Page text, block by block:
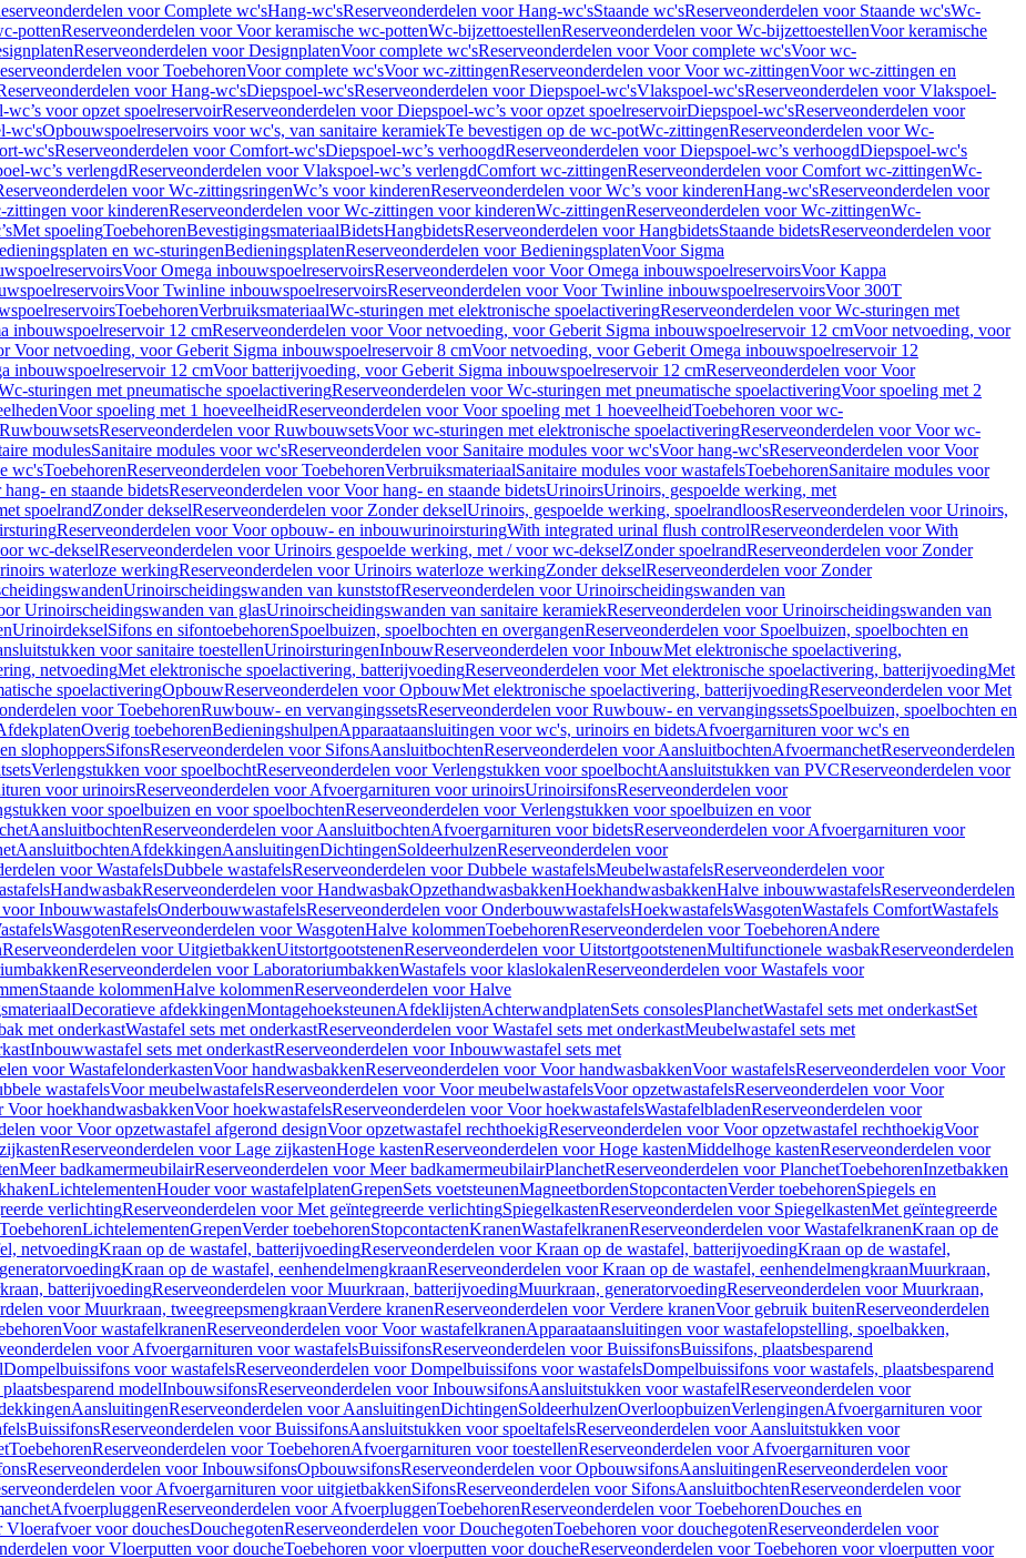
voor Complete wc'sHang-wc'sReserveonderdelen voor Hang-wc'sStaande wc'sReserveonderdelen voor Staande wc'sWc-
pottenReserveonderdelen voor Voor keramische wc-pottenWc-bijzettoestellenReserveonderdelen voor Wc-bijzettoestellenVoor keramische
Reserveonderdelen voor DesignplatenVoor complete wc'sReserveonderdelen voor Voor complete wc'sVoor wc-
voor ToebehorenVoor complete wc'sVoor wc-zittingenReserveonderdelen voor Voor wc-zittingenVoor wc-zittingen en
voor Hang-wc'sDiepspoel-wc'sReserveonderdelen voor Diepspoel-wc'sVlakspoel-wc'sReserveonderdelen voor Vlakspoel-
wc’s voor opzet spoelreservoirReserveonderdelen voor Diepspoel-wc’s voor opzet spoelreservoirDiepspoel-wc'sReserveonderdelen voor
wc'sOpbouwspoelreservoirs voor wc's, van sanitaire keramiekTe bevestigen op de wc-potWc-zittingenReserveonderdelen voor Wc-
wc'sReserveonderdelen voor Comfort-wc'sDiepspoel-wc’s verhoogdReserveonderdelen voor Diepspoel-wc’s verhoogdDiepspoel-wc's
wc’s verlengdReserveonderdelen voor Vlakspoel-wc’s verlengdComfort wc-zittingenReserveonderdelen voor Comfort wc-zittingenWc-
voor Wc-zittingsringenWc’s voor kinderenReserveonderdelen voor Wc’s voor kinderenHang-wc'sReserveonderdelen voor
zittingen voor kinderenReserveonderdelen voor Wc-zittingen voor kinderenWc-zittingenReserveonderdelen voor Wc-zittingenWc-
Met spoelingToebehorenBevestigingsmateriaalBidetsHangbidetsReserveonderdelen voor HangbidetsStaande bidetsReserveonderdelen voor
en wc-sturingenBedieningsplatenReserveonderdelen voor BedieningsplatenVoor Sigma
Voor Omega inbouwspoelreservoirsReserveonderdelen voor Voor Omega inbouwspoelreservoirsVoor Kappa
Voor Twinline inbouwspoelreservoirsReserveonderdelen voor Voor Twinline inbouwspoelreservoirsVoor 300T
ToebehorenVerbruiksmateriaalWc-sturingen met elektronische spoelactiveringReserveonderdelen voor Wc-sturingen met
inbouwspoelreservoir 12 cmReserveonderdelen voor Voor netvoeding, voor Geberit Sigma inbouwspoelreservoir 12 cmVoor netvoeding, voor
Voor netvoeding, voor Geberit Sigma inbouwspoelreservoir 8 cmVoor netvoeding, voor Geberit Omega inbouwspoelreservoir 12
inbouwspoelreservoir 12 cmVoor batterijvoeding, voor Geberit Sigma inbouwspoelreservoir 12 cmReserveonderdelen voor Voor
sturingen met pneumatische spoelactiveringReserveonderdelen voor Wc-sturingen met pneumatische spoelactiveringVoor spoeling met 2
Voor spoeling met 1 hoeveelheidReserveonderdelen voor Voor spoeling met 1 hoeveelheidToebehoren voor wc-
RuwbouwsetsReserveonderdelen voor RuwbouwsetsVoor wc-sturingen met elektronische spoelactiveringReserveonderdelen voor Voor wc-
modulesSanitaire modules voor wc'sReserveonderdelen voor Sanitaire modules voor wc'sVoor hang-wc'sReserveonderdelen voor Voor
wc'sToebehorenReserveonderdelen voor ToebehorenVerbruiksmateriaalSanitaire modules voor wastafelsToebehorenSanitaire modules voor
en staande bidetsReserveonderdelen voor Voor hang- en staande bidetsUrinoirsUrinoirs, gespoelde werking, met
spoelrandZonder dekselReserveonderdelen voor Zonder dekselUrinoirs, gespoelde werking, spoelrandloosReserveonderdelen voor Urinoirs,
Reserveonderdelen voor Voor opbouw- en inbouwurinoirsturingWith integrated urinal flush controlReserveonderdelen voor With
wc-dekselReserveonderdelen voor Urinoirs gespoelde werking, met / voor wc-dekselZonder spoelrandReserveonderdelen voor Zonder
waterloze werkingReserveonderdelen voor Urinoirs waterloze werkingZonder dekselReserveonderdelen voor Zonder
Urinoirscheidingswanden van kunststofReserveonderdelen voor Urinoirscheidingswanden van
Urinoirscheidingswanden van glasUrinoirscheidingswanden van sanitaire keramiekReserveonderdelen voor Urinoirscheidingswanden van
UrinoirdekselSifons en sifontoebehorenSpoelbuizen, spoelbochten en overgangenReserveonderdelen voor Spoelbuizen, spoelbochten en
voor sanitaire toestellenUrinoirsturingenInbouwReserveonderdelen voor InbouwMet elektronische spoelactivering,
netvoedingMet elektronische spoelactivering, batterijvoedingReserveonderdelen voor Met elektronische spoelactivering, batterijvoedingMet
spoelactiveringOpbouwReserveonderdelen voor OpbouwMet elektronische spoelactivering, batterijvoedingReserveonderdelen voor Met
voor ToebehorenRuwbouw- en vervangingssetsReserveonderdelen voor Ruwbouw- en vervangingssetsSpoelbuizen, spoelbochten en
Overig toebehorenBedieningshulpenApparaataansluitingen voor wc's, urinoirs en bidetsAfvoergarnituren voor wc's en
slophoppersSifonsReserveonderdelen voor SifonsAansluitbochtenReserveonderdelen voor AansluitbochtenAfvoermanchetReserveonderdelen
Verlengstukken voor spoelbochtReserveonderdelen voor Verlengstukken voor spoelbochtAansluitstukken van PVCReserveonderdelen voor
voor urinoirsReserveonderdelen voor Afvoergarnituren voor urinoirsUrinoirsifonsReserveonderdelen voor
voor spoelbuizen en voor spoelbochtenReserveonderdelen voor Verlengstukken voor spoelbuizen en voor
AansluitbochtenReserveonderdelen voor AansluitbochtenAfvoergarnituren voor bidetsReserveonderdelen voor Afvoergarnituren voor
AansluitbochtenAfdekkingenAansluitingenDichtingenSoldeerhulzenReserveonderdelen voor
voor WastafelsDubbele wastafelsReserveonderdelen voor Dubbele wastafelsMeubelwastafelsReserveonderdelen voor
HandwasbakReserveonderdelen voor HandwasbakOpzethandwasbakkenHoekhandwasbakkenHalve inbouwwastafelsReserveonderdelen
InbouwwastafelsOnderbouwwastafelsReserveonderdelen voor OnderbouwwastafelsHoekwastafelsWasgotenWastafels ComfortWastafels
WasgotenReserveonderdelen voor WasgotenHalve kolommenToebehorenReserveonderdelen voor ToebehorenAndere
Reserveonderdelen voor UitgietbakkenUitstortgootstenenReserveonderdelen voor UitstortgootstenenMultifunctionele wasbakReserveonderdelen
Reserveonderdelen voor LaboratoriumbakkenWastafels voor klaslokalenReserveonderdelen voor Wastafels voor
Staande kolommenHalve kolommenReserveonderdelen voor Halve
Decoratieve afdekkingenMontagehoeksteunenAfdeklijstenAchterwandplatenSets consolesPlanchetWastafel sets met onderkastSet
met onderkastWastafel sets met onderkastReserveonderdelen voor Wastafel sets met onderkastMeubelwastafel sets met
Inbouwwastafel sets met onderkastReserveonderdelen voor Inbouwwastafel sets met
voor WastafelonderkastenVoor handwasbakkenReserveonderdelen voor Voor handwasbakkenVoor wastafelsReserveonderdelen voor Voor
wastafelsVoor meubelwastafelsReserveonderdelen voor Voor meubelwastafelsVoor opzetwastafelsReserveonderdelen voor Voor
Voor hoekhandwasbakkenVoor hoekwastafelsReserveonderdelen voor Voor hoekwastafelsWastafelbladenReserveonderdelen voor
voor Voor opzetwastafel afgerond designVoor opzetwastafel rechthoekigReserveonderdelen voor Voor opzetwastafel rechthoekigVoor
Reserveonderdelen voor Lage zijkastenHoge kastenReserveonderdelen voor Hoge kastenMiddelhoge kastenReserveonderdelen voor
Meer badkamermeubilairReserveonderdelen voor Meer badkamermeubilairPlanchetReserveonderdelen voor PlanchetToebehorenInzetbakken
LichtelementenHouder voor wastafelplatenGrepenSets voetsteunenMagneetbordenStopcontactenVerder toebehorenSpiegels en
verlichtingReserveonderdelen voor Met geïntegreerde verlichtingSpiegelkastenReserveonderdelen voor SpiegelkastenMet geïntegreerde
ToebehorenLichtelementenGrepenVerder toebehorenStopcontactenKranenWastafelkranenReserveonderdelen voor WastafelkranenKraan op de
netvoedingKraan op de wastafel, batterijvoedingReserveonderdelen voor Kraan op de wastafel, batterijvoedingKraan op de wastafel,
Kraan op de wastafel, eenhendelmengkraanReserveonderdelen voor Kraan op de wastafel, eenhendelmengkraanMuurkraan,
batterijvoedingReserveonderdelen voor Muurkraan, batterijvoedingMuurkraan, generatorvoedingReserveonderdelen voor Muurkraan,
voor Muurkraan, tweegreepsmengkraanVerdere kranenReserveonderdelen voor Verdere kranenVoor gebruik buitenReserveonderdelen
Voor wastafelkranenReserveonderdelen voor Voor wastafelkranenApparaataansluitingen voor wastafelopstelling, spoelbakken,
voor Afvoergarnituren voor wastafelsBuissifonsReserveonderdelen voor BuissifonsBuissifons, plaatsbesparend
Dompelbuissifons voor wastafelsReserveonderdelen voor Dompelbuissifons voor wastafelsDompelbuissifons voor wastafels, plaatsbesparend
modelInbouwsifonsReserveonderdelen voor InbouwsifonsAansluitstukken voor wastafelReserveonderdelen voor
AansluitingenReserveonderdelen voor AansluitingenDichtingenSoldeerhulzenOverloopbuizenVerlengingenAfvoergarnituren voor
BuissifonsReserveonderdelen voor BuissifonsAansluitstukken voor spoeltafelsReserveonderdelen voor Aansluitstukken voor
ToebehorenReserveonderdelen voor ToebehorenAfvoergarnituren voor toestellenReserveonderdelen voor Afvoergarnituren voor
Reserveonderdelen voor InbouwsifonsOpbouwsifonsReserveonderdelen voor OpbouwsifonsAansluitingenReserveonderdelen voor
voor Afvoergarnituren voor uitgietbakkenSifonsReserveonderdelen voor SifonsAansluitbochtenReserveonderdelen voor
AfvoerpluggenReserveonderdelen voor AfvoerpluggenToebehorenReserveonderdelen voor ToebehorenDouches en
Vloerafvoer voor douchesDouchegotenReserveonderdelen voor DouchegotenToebehoren voor douchegotenReserveonderdelen voor
voor Vloerputten voor doucheToebehoren voor vloerputten voor doucheReserveonderdelen voor Toebehoren voor vloerputten voor